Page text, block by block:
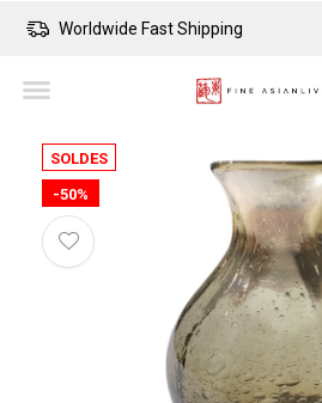
Worldwide Fast Shipping
SOLDES
-50%